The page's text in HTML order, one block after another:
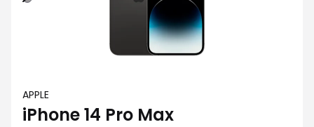
APPLE
iPhone 14 Pro Max